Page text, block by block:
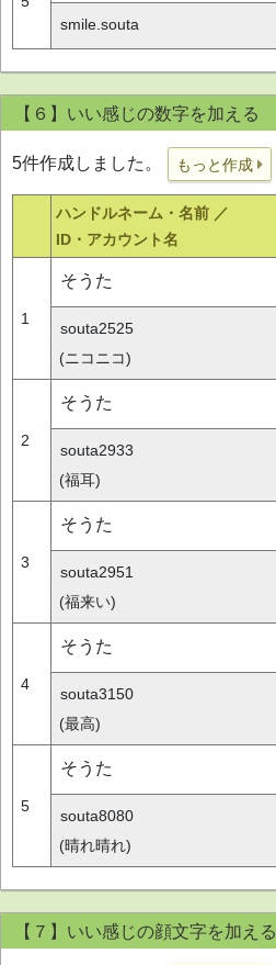
smile.souta
【６】いい感じの数字を加える
5件作成しました。 もっと作成
ハンドルネーム・名前 ／
ID・アカウント名
1
そうた
souta2525
(ニコニコ)
2
そうた
souta2933
(福耳)
3
そうた
souta2951
(福来い)
4
そうた
souta3150
(最高)
5
そうた
souta8080
(晴れ晴れ)
【７】いい感じの顔文字を加える